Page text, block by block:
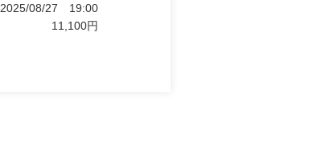
2025/08/27
19:00
11,100円